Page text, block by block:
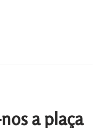
a plaça